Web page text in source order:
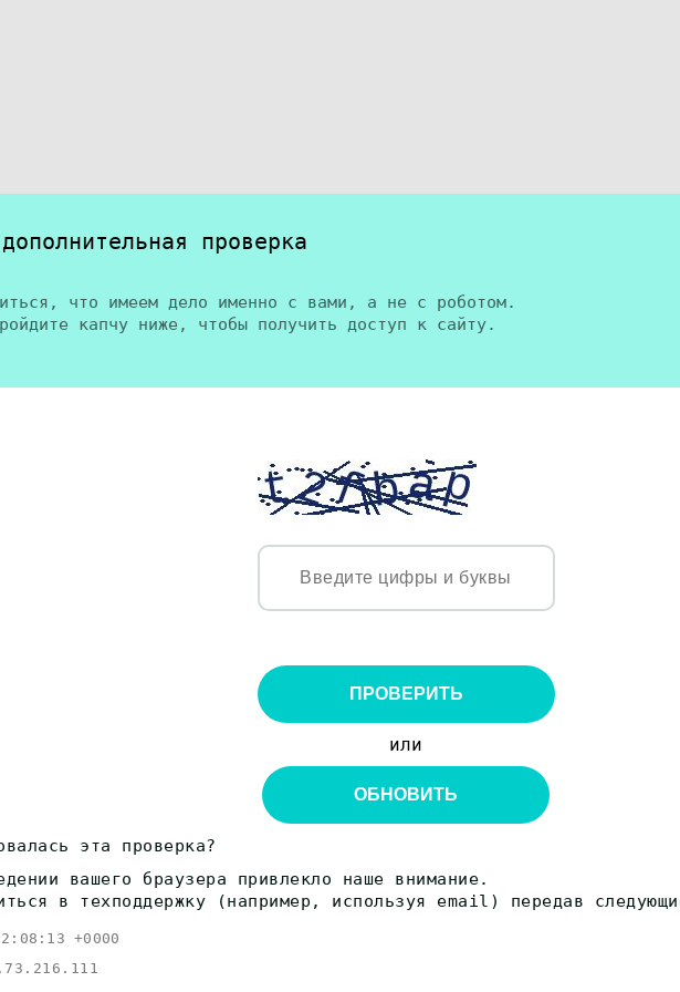
проверка
что имеем дело именно с вами, а не с роботом.
капчу ниже, чтобы получить доступ к сайту.
ПРОВЕРИТЬ
или
ОБНОВИТЬ
эта проверка?
вашего браузера привлекло наше внимание.
в техподдержку (например, используя email) передав
+0000